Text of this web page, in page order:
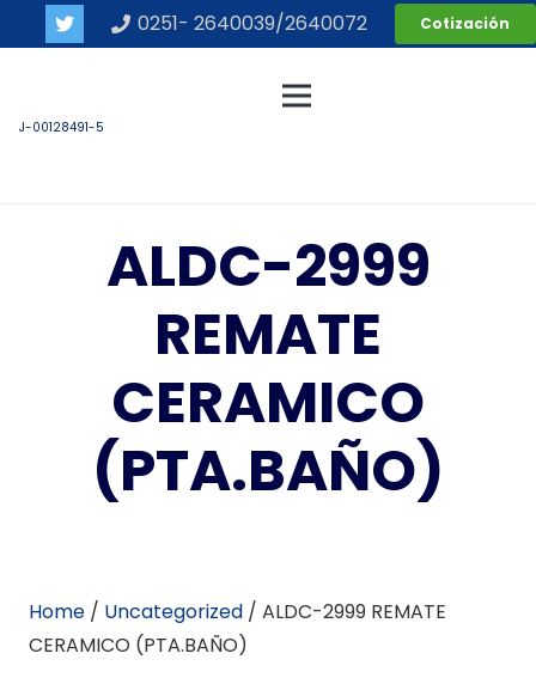
0251- 2640039/2640072 Cotización
J-00128491-5
ALDC-2999
REMATE
CERAMICO
(PTA.BAÑO)
Home / Uncategorized / ALDC-2999 REMATE
CERAMICO (PTA.BAÑO)